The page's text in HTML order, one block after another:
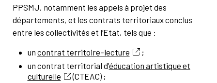
PPSMJ, notamment les appels à projet des
départements, et les contrats territoriaux conclus
entre les collectivités et l’Etat, tels que :
un contrat territoire-lecture
;
un contrat territorial d'éducation artistique et
culturelle
(CTEAC) ;